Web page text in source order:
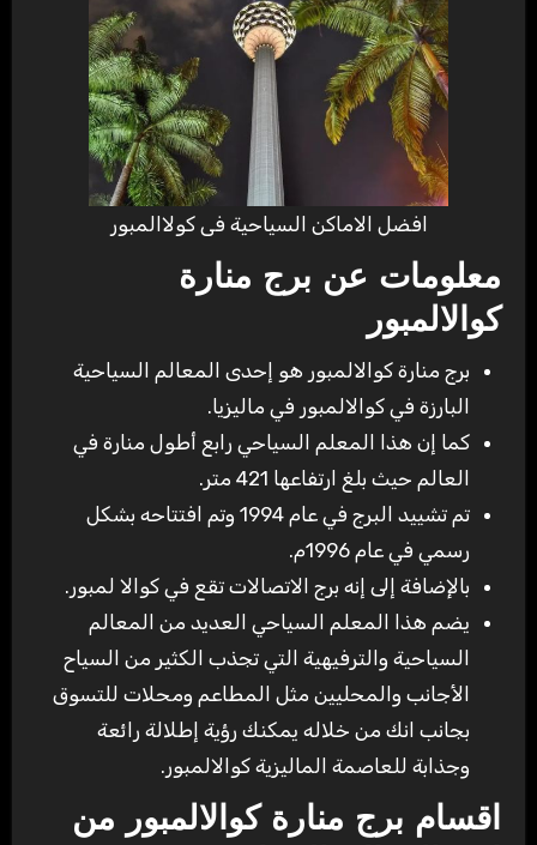
افضل الاماكن السياحية فى كولاالمبور
معلومات عن برج منارة
كوالالمبور
برج منارة كوالالمبور هو إحدى المعالم السياحية
البارزة في كوالالمبور في ماليزيا.
كما إن هذا المعلم السياحي رابع أطول منارة في
العالم حيث بلغ ارتفاعها 421 متر.
تم تشييد البرج في عام 1994 وتم افتتاحه بشكل
رسمي في عام 1996م.
بالإضافة إلى إنه برج الاتصالات تقع في كوالا لمبور.
يضم هذا المعلم السياحي العديد من المعالم
السياحية والترفيهية التي تجذب الكثير من السياح
الأجانب والمحليين مثل المطاعم ومحلات للتسوق
بجانب انك من خلاله يمكنك رؤية إطلالة رائعة
وجذابة للعاصمة الماليزية كوالالمبور.
اقسام برج منارة كوالالمبور من